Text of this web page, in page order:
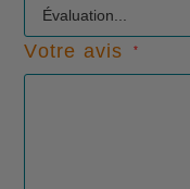
Votre avis *